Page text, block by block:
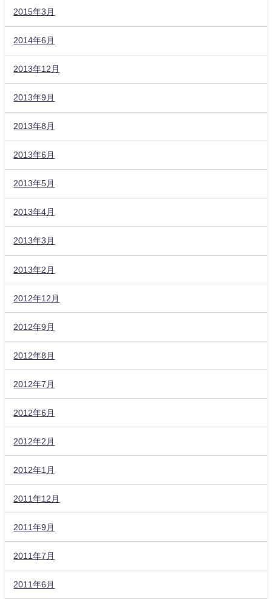
2015年3月
2014年6月
2013年12月
2013年9月
2013年8月
2013年6月
2013年5月
2013年4月
2013年3月
2013年2月
2012年12月
2012年9月
2012年8月
2012年7月
2012年6月
2012年2月
2012年1月
2011年12月
2011年9月
2011年7月
2011年6月